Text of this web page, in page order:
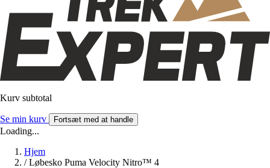
Kurv subtotal
Se min kurv Fortsæt med at handle
Loading...
Hjem
/ Løbesko Puma Velocity Nitro™ 4